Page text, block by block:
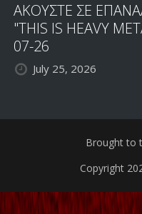
ΑΚΟΥΣΤΕ ΣΕ
"THIS IS HEAVY
07-26
July 25, 2026
Brought to
Copyright